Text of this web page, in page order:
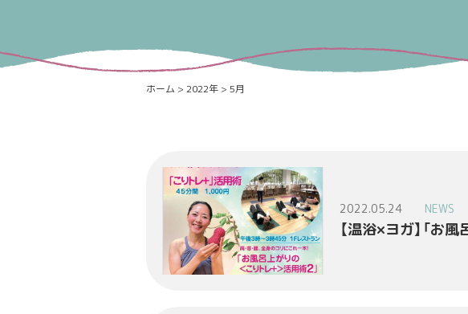
ホーム > 2022年 > 5月
2022.05.24 NEWS
【温浴×ヨガ】「お